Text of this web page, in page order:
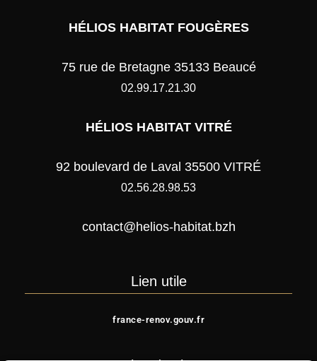
HÉLIOS HABITAT FOUGÈRES
75 rue de Bretagne 35133 Beaucé
02.99.17.21.30
HÉLIOS HABITAT VITRÉ
92 boulevard de Laval 35500 VITRÉ
02.56.28.98.53
contact@helios-habitat.bzh
Lien utile
france-renov.gouv.fr